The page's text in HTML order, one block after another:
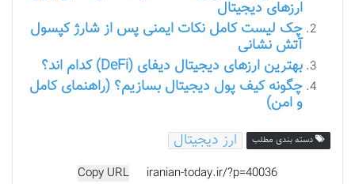
ارزهای دیجیتال
چک لیست کامل نکات ایمنی پس از شارژ کپسول
آتش نشانی
بهترین ارزهای دیجیتال دیفای (DeFi) کدام اند؟
چگونه کیف پول دیجیتال بسازیم؟ (راهنمای کامل
و امن)
دسته بندی مطلب ارز دیجیتال
Copy URL